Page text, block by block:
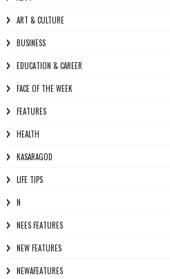
ART & CULTURE
BUSINESS
EDUCATION & CAREER
FACE OF THE WEEK
FEATURES
HEALTH
KASARAGOD
LIFE TIPS
N
NEES FEATURES
NEW FEATURES
NEWAFEATURES